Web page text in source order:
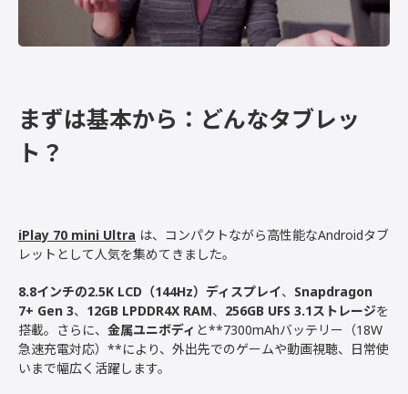
まずは基本から：どんなタブレッ
ト？
iPlay 70 mini Ultra は、コンパクトながら高性能なAndroidタブ
レットとして人気を集めてきました。
8.8インチの2.5K LCD（144Hz）ディスプレイ、 Snapdragon
7+ Gen 3、 12GB LPDDR4X RAM、 256GB UFS 3.1ストレージを
搭載。さらに、 金属ユニボディ と**7300mAhバッテリー（18W
急速充電対応）**により、外出先でのゲームや動画視聴、日常使
いまで幅広く活躍します。